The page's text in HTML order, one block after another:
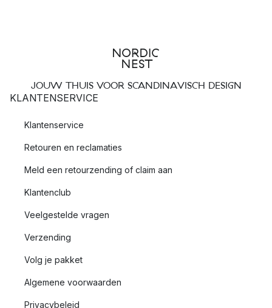
JOUW THUIS VOOR SCANDINAVISCH DESIGN
KLANTENSERVICE
Klantenservice
Retouren en reclamaties
Meld een retourzending of claim aan
Klantenclub
Veelgestelde vragen
Verzending
Volg je pakket
Algemene voorwaarden
Privacybeleid